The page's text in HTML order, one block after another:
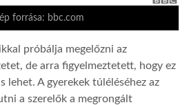
forrása: bbc.com
próbálja megelőzni az
de arra figyelmeztetett, hogy ez
lehet. A gyerekek túléléséhez az
a szerelők a megrongált